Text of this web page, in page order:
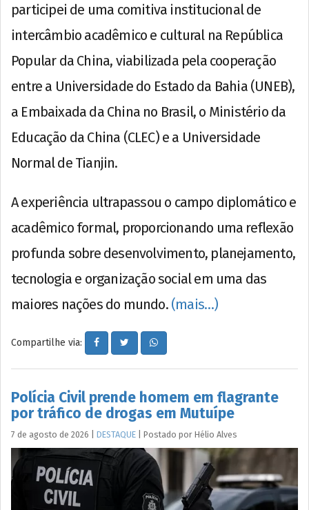
participei de uma comitiva institucional de
intercâmbio acadêmico e cultural na República
Popular da China, viabilizada pela cooperação
entre a Universidade do Estado da Bahia (UNEB),
a Embaixada da China no Brasil, o Ministério da
Educação da China (CLEC) e a Universidade
Normal de Tianjin.
A experiência ultrapassou o campo diplomático e
acadêmico formal, proporcionando uma reflexão
profunda sobre desenvolvimento, planejamento,
tecnologia e organização social em uma das
maiores nações do mundo. (mais…)
Compartilhe via:
Polícia Civil prende homem em flagrante
por tráfico de drogas em Mutuípe
7 de agosto de 2026 DESTAQUE Postado por Hélio Alves